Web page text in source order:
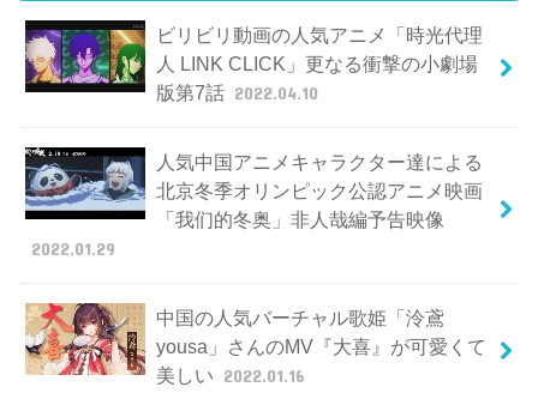
ビリビリ動画の人気アニメ「時光代理
人 LINK CLICK」更なる衝撃の小劇場
版第7話 2022.04.10
人気中国アニメキャラクター達による
北京冬季オリンピック公認アニメ映画
「我们的冬奥」非人哉編予告映像
2022.01.29
中国の人気バーチャル歌姫「泠鳶
yousa」さんのMV『大喜』が可愛くて
美しい 2022.01.16